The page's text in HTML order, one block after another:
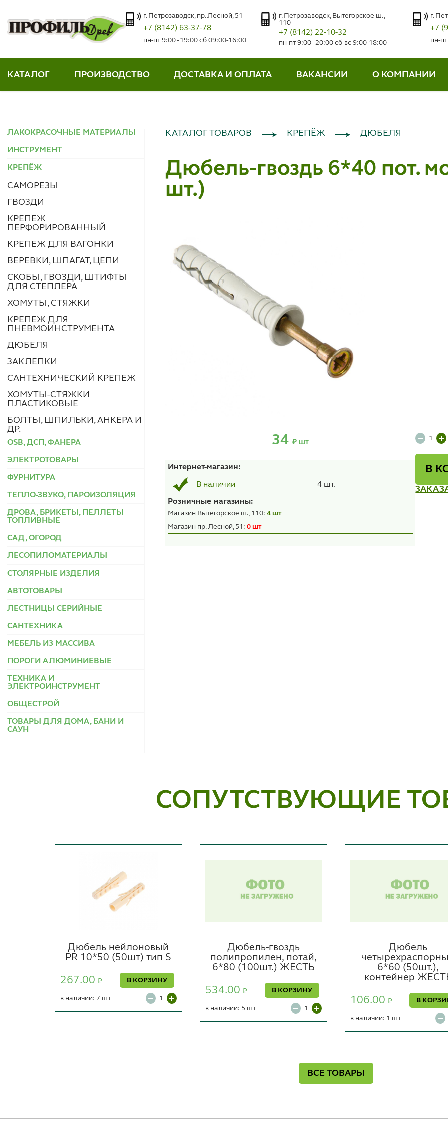
г. Петрозаводск, пр. Лесной, 51
+7 (8142) 63-37-78
пн-пт 9:00 - 19:00 сб 09:00-16:00
г. Петрозаводск, Вытегорское ш.,
110
+7 (8142) 22-10-32
пн-пт 9:00 - 20:00 сб-вс 9:00-18:00
г.
+7
пн-
КАТАЛОГ ПРОИЗВОДСТВО ДОСТАВКА И ОПЛАТА ВАКАНСИИ О КОМПАНИИ
ЛАКОКРАСОЧНЫЕ МАТЕРИАЛЫ
ИНСТРУМЕНТ
КРЕПЁЖ
САМОРЕЗЫ
ГВОЗДИ
КРЕПЕЖ
ПЕРФОРИРОВАННЫЙ
КРЕПЕЖ ДЛЯ ВАГОНКИ
ВЕРЕВКИ, ШПАГАТ, ЦЕПИ
СКОБЫ, ГВОЗДИ, ШТИФТЫ
ДЛЯ СТЕПЛЕРА
ХОМУТЫ, СТЯЖКИ
КРЕПЕЖ ДЛЯ
ПНЕВМОИНСТРУМЕНТА
ДЮБЕЛЯ
ЗАКЛЕПКИ
САНТЕХНИЧЕСКИЙ КРЕПЕЖ
ХОМУТЫ-СТЯЖКИ
ПЛАСТИКОВЫЕ
БОЛТЫ, ШПИЛЬКИ, АНКЕРА И
ДР.
OSB, ДСП, ФАНЕРА
ЭЛЕКТРОТОВАРЫ
ФУРНИТУРА
ТЕПЛО-ЗВУКО, ПАРОИЗОЛЯЦИЯ
ДРОВА, БРИКЕТЫ, ПЕЛЛЕТЫ
ТОПЛИВНЫЕ
САД, ОГОРОД
ЛЕСОПИЛОМАТЕРИАЛЫ
СТОЛЯРНЫЕ ИЗДЕЛИЯ
АВТОТОВАРЫ
ЛЕСТНИЦЫ СЕРИЙНЫЕ
САНТЕХНИКА
МЕБЕЛЬ ИЗ МАССИВА
ПОРОГИ АЛЮМИНИЕВЫЕ
ТЕХНИКА И
ЭЛЕКТРОИНСТРУМЕНТ
ОБЩЕСТРОЙ
ТОВАРЫ ДЛЯ ДОМА, БАНИ И
САУН
КАТАЛОГ ТОВАРОВ КРЕПЁЖ ДЮБЕЛЯ
Дюбель-гвоздь 6*40 пот.
шт.)
34₽ шт
Интернет-магазин:
В наличии 4 шт.
Розничные магазины:
Магазин Вытегорское ш., 110:4 шт
Магазин пр. Лесной, 51:0 шт
В
СОПУТСТВУЮЩИЕ
Дюбель нейлоновый
PR 10*50 (50шт) тип S
267.00 ₽ В КОРЗИНУ
в наличии: 7 шт
Дюбель-гвоздь
полипропилен, потай,
6*80 (100шт.) ЖЕСТЬ
534.00 ₽ В КОРЗИНУ
в наличии: 5 шт
Дюбель
6*60 (50шт.),
контейнер
106.00 ₽ В
в наличии: 1 шт
ВСЕ ТОВАРЫ